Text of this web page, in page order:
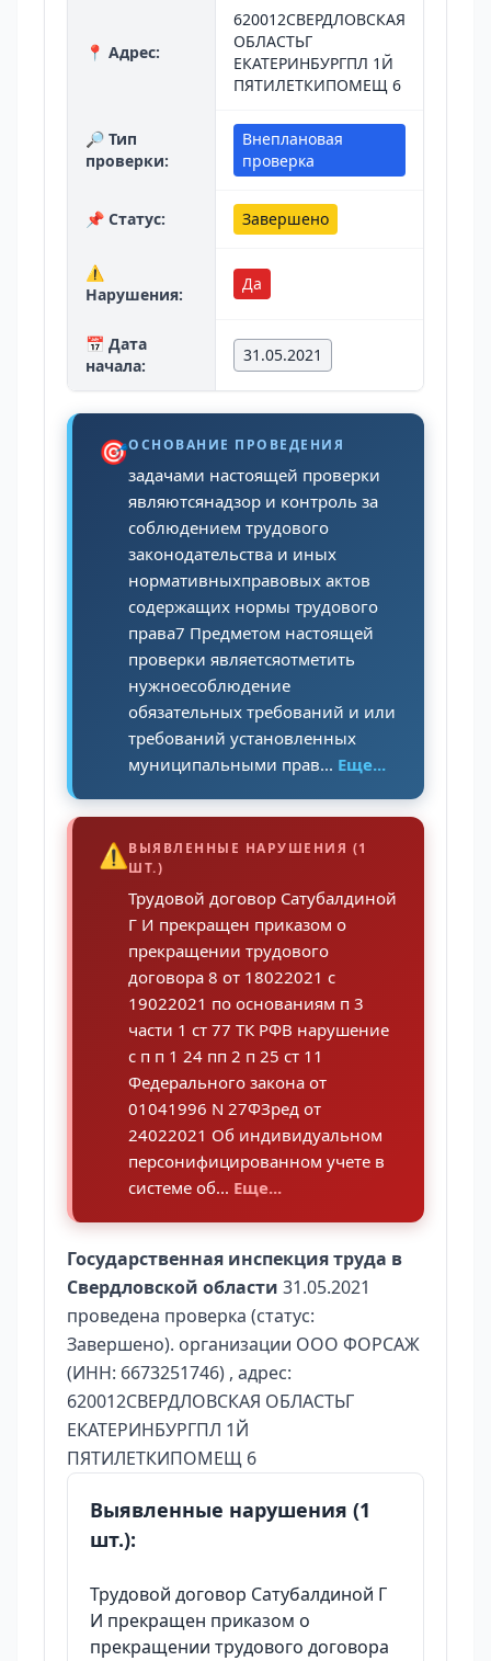
📍 Адрес:
620012СВЕРДЛОВСКАЯ
ОБЛАСТЬГ
ЕКАТЕРИНБУРГПЛ 1Й
ПЯТИЛЕТКИПОМЕЩ 6
🔎 Тип
проверки:
Внеплановая
проверка
📌 Статус: Завершено
⚠️
Нарушения:
Да
📅 Дата
начала:
31.05.2021
🎯ОСНОВАНИЕ ПРОВЕДЕНИЯ
задачами настоящей проверки
являютсянадзор и контроль за
соблюдением трудового
законодательства и иных
нормативныхправовых актов
содержащих нормы трудового
права7 Предметом настоящей
проверки являетсяотметить
нужноесоблюдение
обязательных требований и или
требований установленных
муниципальными прав... Еще...
⚠️ВЫЯВЛЕННЫЕ НАРУШЕНИЯ (1
ШТ.)
Трудовой договор Сатубалдиной
Г И прекращен приказом о
прекращении трудового
договора 8 от 18022021 с
19022021 по основаниям п 3
части 1 ст 77 ТК РФВ нарушение
с п п 1 24 пп 2 п 25 ст 11
Федерального закона от
01041996 N 27ФЗред от
24022021 Об индивидуальном
персонифицированном учете в
системе об... Еще...
Государственная инспекция труда в
Свердловской области 31.05.2021
проведена проверка (статус:
Завершено). организации ООО ФОРСАЖ
(ИНН: 6673251746) , адрес:
620012СВЕРДЛОВСКАЯ ОБЛАСТЬГ
ЕКАТЕРИНБУРГПЛ 1Й
ПЯТИЛЕТКИПОМЕЩ 6
Выявленные нарушения (1
шт.):
Трудовой договор Сатубалдиной Г
И прекращен приказом о
прекращении трудового договора